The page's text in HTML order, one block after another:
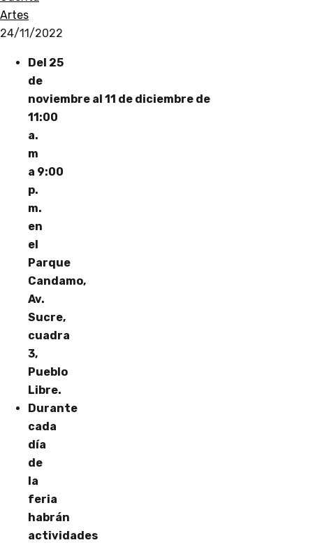
Artes
24/11/2022
Del 25
de
noviembre al 11 de diciembre de
11:00
a.
m
a 9:00
p.
m.
en
el
Parque
Candamo,
Av.
Sucre,
cuadra
3,
Pueblo
Libre.
Durante
cada
día
de
la
feria
habrán
actividades